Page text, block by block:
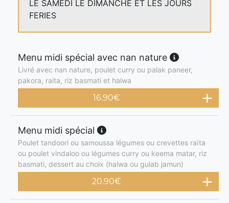
LE SAMEDI LE DIMANCHE ET LES JOURS
FERIES
Menu midi spécial avec nan nature
Livré avec nan nature, poulet curry ou palak paneer,
pakora, raita, riz basmati et halwa
16.90€
Menu midi spécial
Poulet tandoori ou samoussa légumes ou crevettes raïta
ou poulet vindaloo ou légumes curry ou keema matar, riz
basmati, dessert au choix (halwa ou gulab jamun)
20.90€